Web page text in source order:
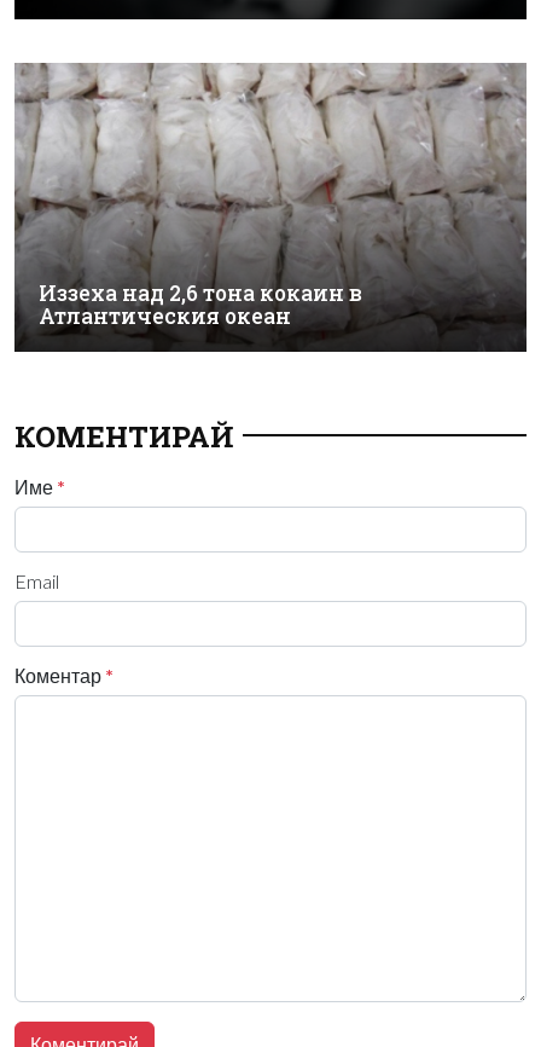
Иззеха над 2,6 тона кокаин в
Атлантическия океан
КОМЕНТИРАЙ
Име *
Email
Коментар *